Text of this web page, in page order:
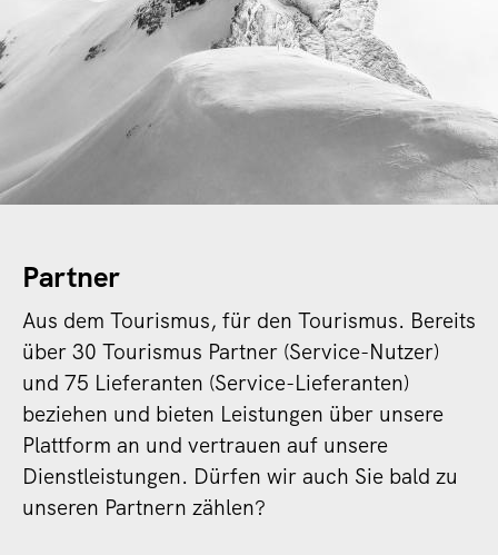
Partner
Aus dem Tourismus, für den Tourismus. Bereits
über 30 Tourismus Partner (Service-Nutzer)
und 75 Lieferanten (Service-Lieferanten)
beziehen und bieten Leistungen über unsere
Plattform an und vertrauen auf unsere
Dienstleistungen. Dürfen wir auch Sie bald zu
unseren Partnern zählen?